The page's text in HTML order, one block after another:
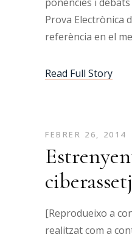
Prova Electrònica
referència en el
Read Full Story
FEBRER 26, 2014
[Reprodueixo a
realitzat com a